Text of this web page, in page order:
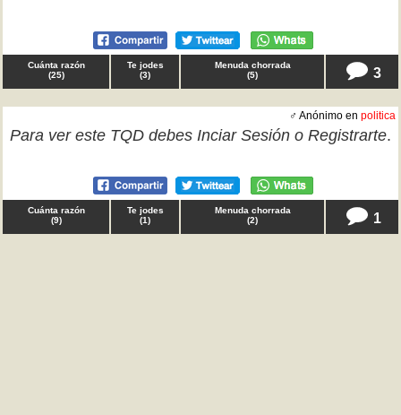
Cuánta razón
(25)
Te jodes
(3)
Menuda chorrada
(5) 3
♂ Anónimo en politica
Para ver este TQD debes Inciar Sesión o Registrarte.
Cuánta razón
(9)
Te jodes
(1)
Menuda chorrada
(2) 1